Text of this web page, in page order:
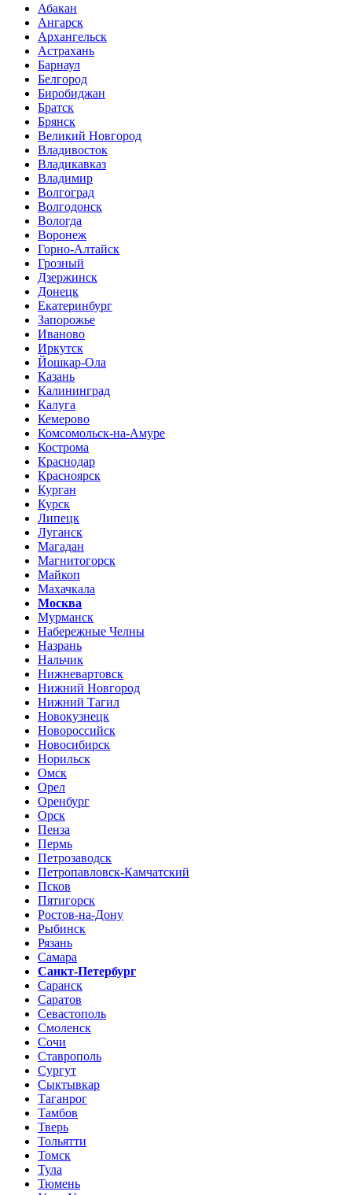
Абакан
Ангарск
Архангельск
Астрахань
Барнаул
Белгород
Биробиджан
Братск
Брянск
Великий Новгород
Владивосток
Владикавказ
Владимир
Волгоград
Волгодонск
Вологда
Воронеж
Горно-Алтайск
Грозный
Дзержинск
Донецк
Екатеринбург
Запорожье
Иваново
Иркутск
Йошкар-Ола
Казань
Калининград
Калуга
Кемерово
Комсомольск-на-Амуре
Кострома
Краснодар
Красноярск
Курган
Курск
Липецк
Луганск
Магадан
Магнитогорск
Майкоп
Махачкала
Москва
Мурманск
Набережные Челны
Назрань
Нальчик
Нижневартовск
Нижний Новгород
Нижний Тагил
Новокузнецк
Новороссийск
Новосибирск
Норильск
Омск
Орел
Оренбург
Орск
Пенза
Пермь
Петрозаводск
Петропавловск-Камчатский
Псков
Пятигорск
Ростов-на-Дону
Рыбинск
Рязань
Самара
Санкт-Петербург
Саранск
Саратов
Севастополь
Смоленск
Сочи
Ставрополь
Сургут
Сыктывкар
Таганрог
Тамбов
Тверь
Тольятти
Томск
Тула
Тюмень